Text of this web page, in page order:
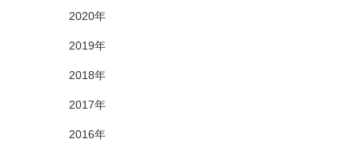
2020年
2019年
2018年
2017年
2016年